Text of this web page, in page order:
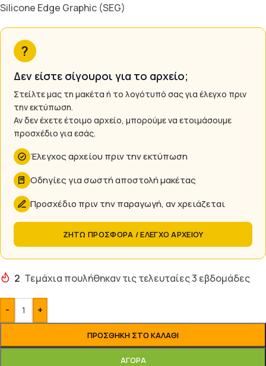
Silicone Edge Graphic (SEG)
?
Δεν είστε σίγουροι για το αρχείο;
Στείλτε μας τη μακέτα ή το λογότυπό σας για έλεγχο πριν
την εκτύπωση.
Αν δεν έχετε έτοιμο αρχείο, μπορούμε να ετοιμάσουμε
προσχέδιο για εσάς.
Έλεγχος αρχείου πριν την εκτύπωση
Οδηγίες για σωστή αποστολή μακέτας
Προσχέδιο πριν την παραγωγή, αν χρειάζεται
ΖΗΤΩ ΠΡΟΣΦΟΡΑ / ΕΛΕΓΧΟ ΑΡΧΕΙΟΥ
2 Τεμάχια πουλήθηκαν τις τελευταίες 3 εβδομάδες
- +
ΠΡΟΣΘΉΚΗ ΣΤΟ ΚΑΛΆΘΙ
ΑΓΟΡΆ